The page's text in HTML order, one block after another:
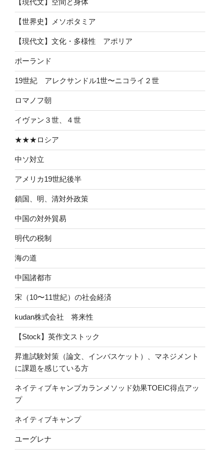
【現代文】空間と身体
【世界史】メソポタミア
【現代文】文化・多様性 アポリア
ポーランド
19世紀 アレクサンドル1世〜ニコライ２世
ロマノフ朝
イヴァン３世、４世
★★★ロシア
中ソ対立
アメリカ19世紀後半
鎖国、明、清対外政策
中国の対外貿易
明代の税制
海の道
中国諸都市
宋（10〜11世紀）の社会経済
kudan株式会社 将来性
【Stock】英作文ストック
昇進試験対策（論文、インバスケット）、マネジメント
に課題を感じている方
ネイティブキャンプカランメソッド効果TOEIC得点アッ
プ
ネイティブキャンプ
ユーグレナ